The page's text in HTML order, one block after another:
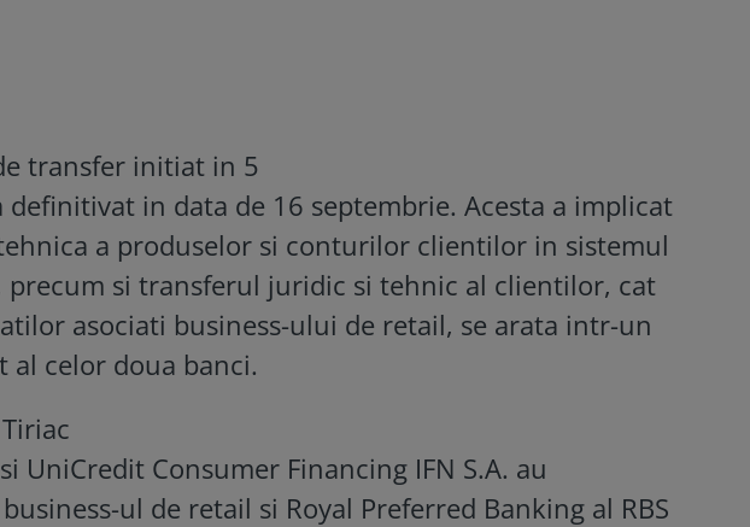
transfer initiat in 5
definitivat in data de 16 septembrie. Acesta a implicat
a produselor si conturilor clientilor in sistemul
precum si transferul juridic si tehnic al clientilor, cat
asociati business-ului de retail, se arata intr-un
al celor doua banci.
UniCredit Consumer Financing IFN S.A. au
ul de retail si Royal Preferred Banking al RBS